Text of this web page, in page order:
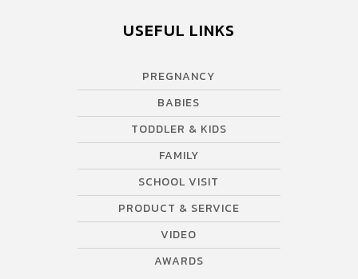
USEFUL LINKS
PREGNANCY
BABIES
TODDLER & KIDS
FAMILY
SCHOOL VISIT
PRODUCT & SERVICE
VIDEO
AWARDS